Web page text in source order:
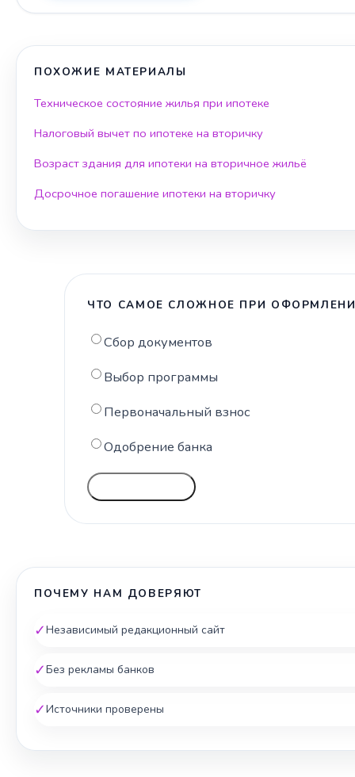
ПОХОЖИЕ МАТЕРИАЛЫ
Техническое состояние жилья при ипотеке
Налоговый вычет по ипотеке на вторичку
Возраст здания для ипотеки на вторичное жильё
Досрочное погашение ипотеки на вторичку
ЧТО САМОЕ СЛОЖНОЕ ПРИ
Сбор документов
Выбор программы
Первоначальный взнос
Одобрение банка
ПОЧЕМУ НАМ ДОВЕРЯЮТ
✓Независимый редакционный сайт
✓Без рекламы банков
✓Источники проверены